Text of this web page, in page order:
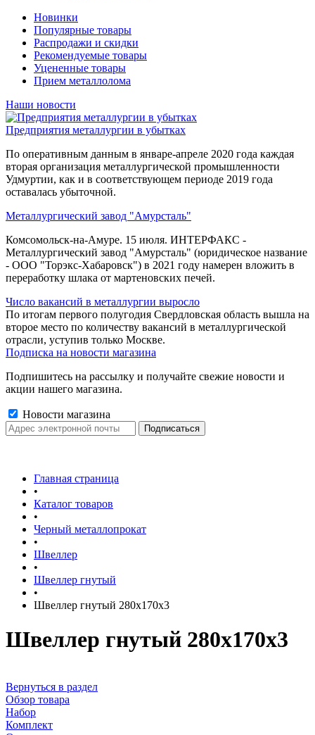
Новинки
Популярные товары
Распродажи и скидки
Рекомендуемые товары
Уцененные товары
Прием металлолома
Наши новости
Предприятия металлургии в убытках
По оперативным данным в январе-апреле 2020 года каждая
вторая организация металлургической промышленности
Удмуртии, как и в соответствующем периоде 2019 года
оставалась убыточной.
Металлургический завод "Амурсталь"
Комсомольск-на-Амуре. 15 июля. ИНТЕРФАКС -
Металлургический завод "Амурсталь" (юридическое название
- ООО "Торэкс-Хабаровск") в 2021 году намерен вложить в
переработку шлака от мартеновских печей.
Число вакансий в металлургии выросло
По итогам первого полугодия Свердловская область вышла на
второе место по количеству вакансий в металлургической
отрасли, уступив только Москве.
Подписка на новости магазина
Подпишитесь на рассылку и получайте свежие новости и
акции нашего магазина.
Новости магазина
Главная страница
•
Каталог товаров
•
Черный металлопрокат
•
Швеллер
•
Швеллер гнутый
•
Швеллер гнутый 280х170х3
Швеллер гнутый 280х170х3
Вернуться в раздел
Обзор товара
Набор
Комплект